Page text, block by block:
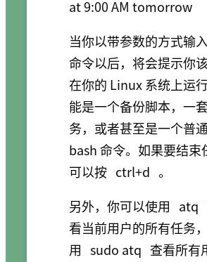
当你以带参数的方式输入
命令以后，将会提示你
在你的 Linux 系统上运
能是一个备份脚本，一
务，或者甚至是一个普
bash 命令。如果要结束
可以按 ctrl+d 。
另外，你可以使用 atq
看当前用户的所有任务
用 sudo atq 查看所有